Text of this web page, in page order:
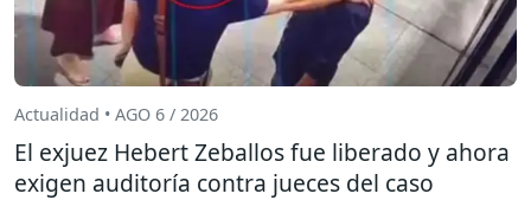
Actualidad • AGO 6 / 2026
El exjuez Hebert Zeballos fue liberado y ahora
exigen auditoría contra jueces del caso